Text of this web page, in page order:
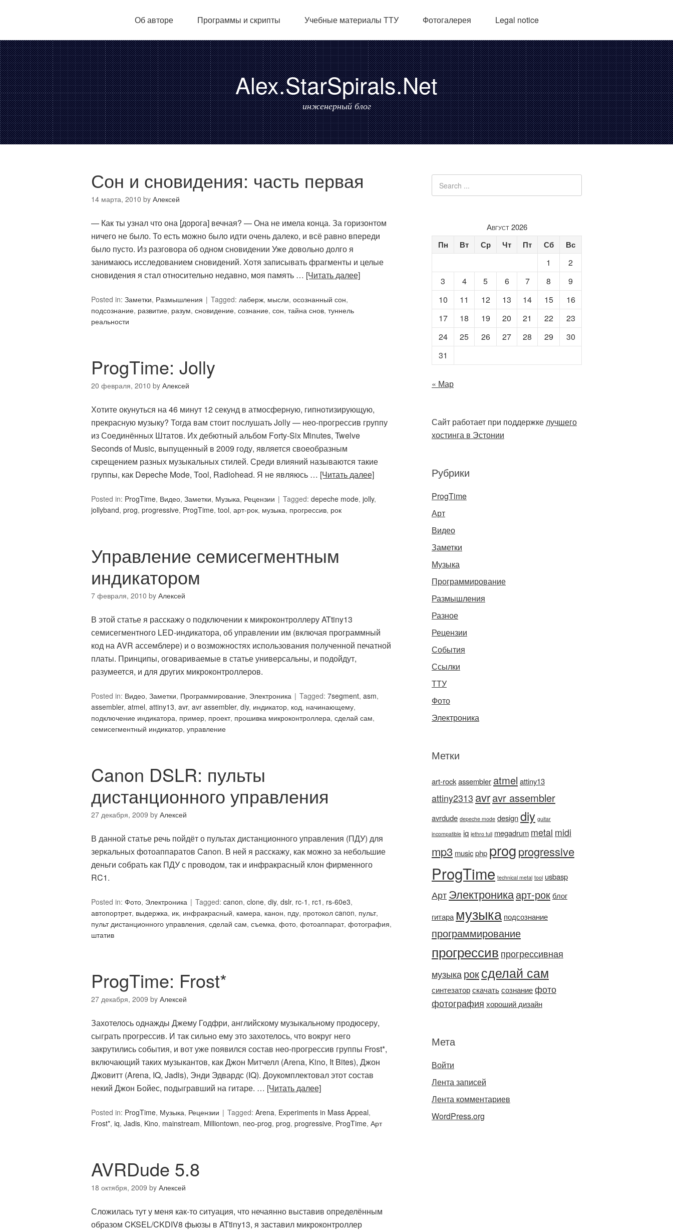
Об авторе Программы и скрипты Учебные материалы ТТУ Фотогалерея Legal notice
Alex.StarSpirals.Net
инженерный блог
Сон и сновидения: часть первая
14 марта, 2010 by Алексей
— Как ты узнал что она [дорога] вечная? — Она не имела конца. За горизонтом
ничего не было. То есть можно было идти очень далеко, и всё равно впереди
было пусто. Из разговора об одном сновидении Уже довольно долго я
занимаюсь исследованием сновидений. Хотя записывать фрагменты и целые
сновидения я стал относительно недавно, моя память … [Читать далее]
Posted in: Заметки, Размышления Tagged: лаберж, мысли, осознанный сон,
подсознание, развитие, разум, сновидение, сознание, сон, тайна снов, туннель
реальности
ProgTime: Jolly
20 февраля, 2010 by Алексей
Хотите окунуться на 46 минут 12 секунд в атмосферную, гипнотизирующую,
прекрасную музыку? Тогда вам стоит послушать Jolly — нео-прогрессив группу
из Соединённых Штатов. Их дебютный альбом Forty-Six Minutes, Twelve
Seconds of Music, выпущенный в 2009 году, является своеобразным
скрещением разных музыкальных стилей. Среди влияний называются такие
группы, как Depeche Mode, Tool, Radiohead. Я не являюсь … [Читать далее]
Posted in: ProgTime, Видео, Заметки, Музыка, Рецензии Tagged: depeche mode, jolly,
jollyband, prog, progressive, ProgTime, tool, арт-рок, музыка, прогрессив, рок
Управление семисегментным
индикатором
7 февраля, 2010 by Алексей
В этой статье я расскажу о подключении к микроконтроллеру ATtiny13
семисегментного LED-индикатора, об управлении им (включая программный
код на AVR ассемблере) и о возможностях использования полученной печатной
платы. Принципы, оговариваемые в статье универсальны, и подойдут,
разумеется, и для других микроконтроллеров.
Posted in: Видео, Заметки, Программирование, Электроника Tagged: 7segment, asm,
assembler, atmel, attiny13, avr, avr assembler, diy, индикатор, код, начинающему,
подключение индикатора, пример, проект, прошивка микроконтроллера, сделай сам,
семисегментный индикатор, управление
Canon DSLR: пульты
дистанционного управления
27 декабря, 2009 by Алексей
В данной статье речь пойдёт о пультах дистанционного управления (ПДУ) для
зеркальных фотоаппаратов Canon. В ней я расскажу, как можно за небольшие
деньги собрать как ПДУ с проводом, так и инфракрасный клон фирменного
RC1.
Posted in: Фото, Электроника Tagged: canon, clone, diy, dslr, rc-1 , rc1 , rs-60e3,
автопортрет, выдержка, ик, инфракрасный, камера, канон, пду, протокол canon, пульт,
пульт дистанционного управления, сделай сам, съемка, фото, фотоаппарат, фотография,
штатив
ProgTime: Frost*
27 декабря, 2009 by Алексей
Захотелось однажды Джему Годфри, английскому музыкальному продюсеру,
сыграть прогрессив. И так сильно ему это захотелось, что вокруг него
закрутились события, и вот уже появился состав нео-прогрессив группы Frost*,
включающий таких музыкантов, как Джон Митчелл (Arena, Kino, It Bites), Джон
Джовитт (Arena, IQ, Jadis), Энди Эдвардс (IQ). Доукомплектовал этот состав
некий Джон Бойес, подыгравший на гитаре. … [Читать далее]
Posted in: ProgTime, Музыка, Рецензии Tagged: Arena, Experiments in Mass Appeal,
Frost*, iq, Jadis, Kino, mainstream, Milliontown, neo-prog, prog, progressive, ProgTime, Арт
AVRDude 5.8
18 октября, 2009 by Алексей
Сложилась тут у меня как-то ситуация, что нечаянно выставив определённым
образом CKSEL/CKDIV8 фьюзы в ATtiny13, я заставил микроконтроллер
Август 2026
Пн Вт Ср Чт Пт Сб Вс
1
2
3
4 5 6 7 8
9
10
11 12 13 14 15
16
17
18 19 20 21 22
23
24
25 26 27 28 29
30
31
« Мар
Сайт работает при поддержкелучшего
хостинга в Эстонии
Рубрики
ProgTime
Арт
Видео
Заметки
Музыка
Программирование
Размышления
Разное
Рецензии
События
Ссылки
ТТУ
Фото
Электроника
Метки
art-rockassembler atmel attiny13
attiny2313 avravr assembler
avrdude depeche mode designdiy guitar
incompatible iq jethro tull megadrum metal midi
mp3 musicphp progprogressive
ProgTime technical metal tool usbasp
Арт Электроникаарт-рок блог
гитара музыка подсознание
программирование
прогрессив прогрессивная
музыка роксделай сам
синтезаторскачатьсознаниефото
фотография хороший дизайн
Мета
Войти
Лента записей
Лента комментариев
WordPress.org